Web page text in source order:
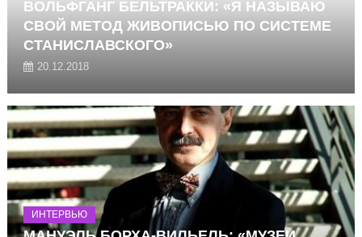
ВОЛЬФГАНГ БЕЛЬТРАККИ: «Я НАЗЫВАЮ
СВОЙ МЕТОД ЖИВОПИСЬЮ ПО СИСТЕМЕ
СТАНИСЛАВСКОГО»
20.12.2018
ИНТЕРВЬЮ